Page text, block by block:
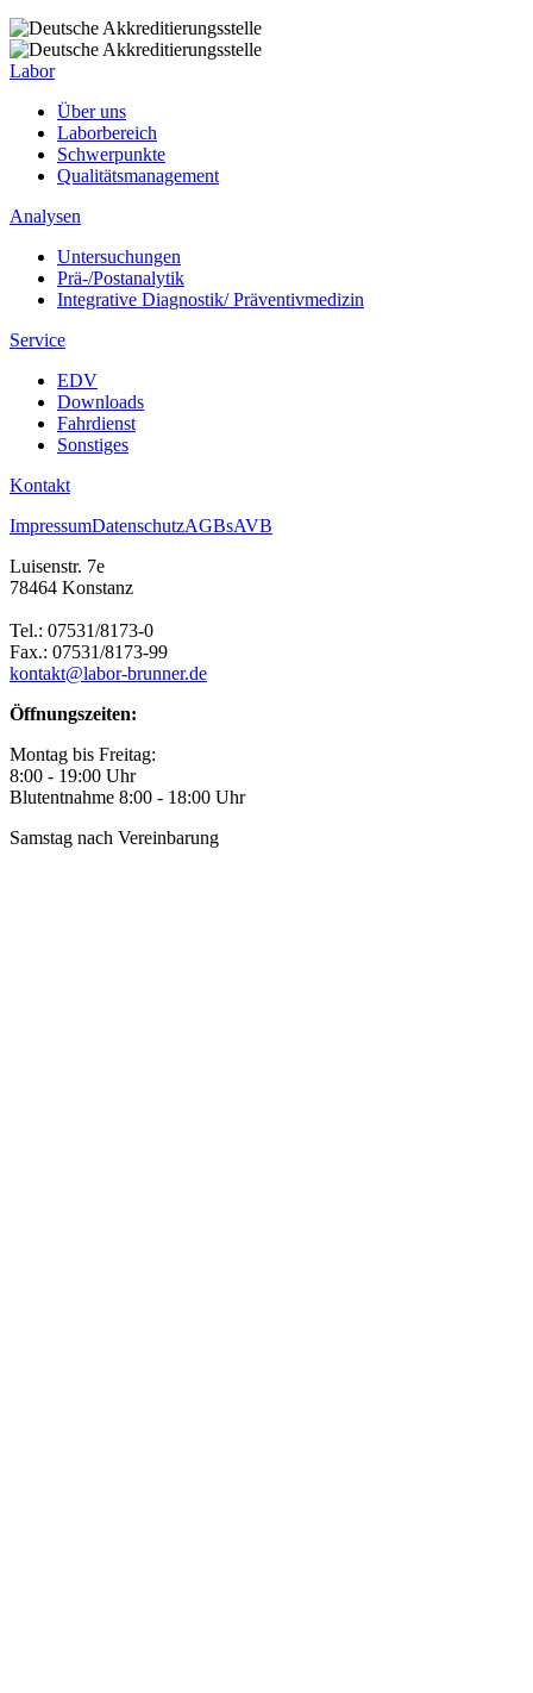
Labor
Über uns
Laborbereich
Schwerpunkte
Qualitätsmanagement
Analysen
Untersuchungen
Prä-/Postanalytik
Integrative Diagnostik/ Präventivmedizin
Service
EDV
Downloads
Fahrdienst
Sonstiges
Kontakt
ImpressumDatenschutzAGBsAVB
Luisenstr. 7e
78464 Konstanz
Tel.: 07531/8173-0
Fax.: 07531/8173-99
kontakt@labor-brunner.de
Öffnungszeiten:
Montag bis Freitag:
8:00 - 19:00 Uhr
Blutentnahme 8:00 - 18:00 Uhr
Samstag nach Vereinbarung